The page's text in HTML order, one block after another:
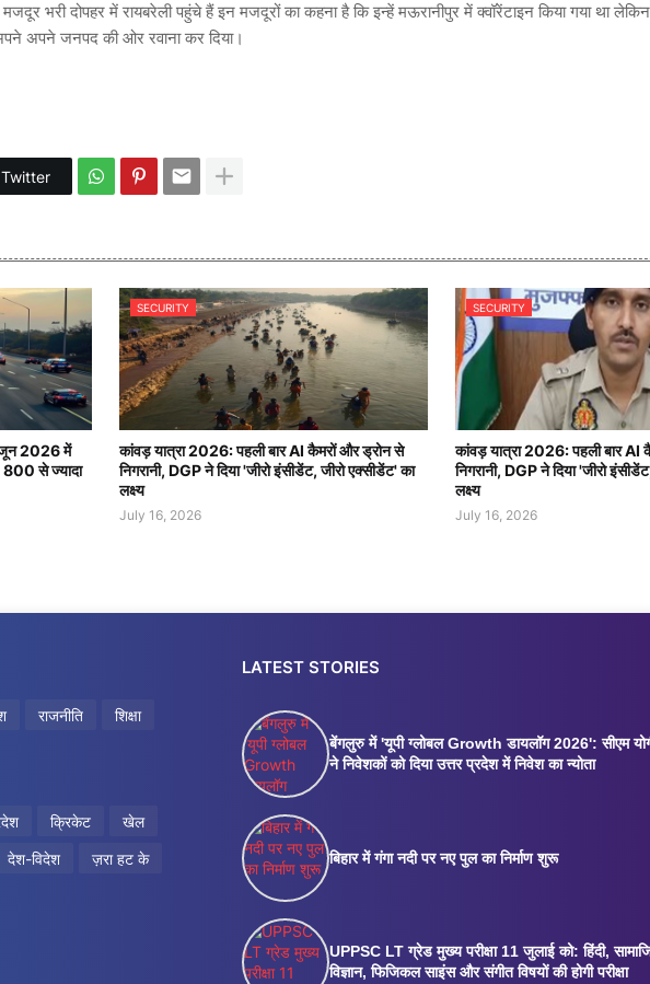
भरी दोपहर में रायबरेली पहुंचे हैं इन मजदूरों का कहना है कि इन्हें मऊरानीपुर में क्वॉरेंटाइन किया गया था
अपने जनपद की ओर रवाना कर दिया।
Twitter
जून 2026 में
800 से ज्यादा
SECURITY
कांवड़ यात्रा 2026: पहली बार AI कैमरों और ड्रोन से
निगरानी, DGP ने दिया 'जीरो इंसीडेंट, जीरो एक्सीडेंट' का
लक्ष्य
July 16, 2026
SECURITY
कांवड़ यात्रा 2026: पहली बार AI
निगरानी, DGP ने दिया 'जीरो
लक्ष्य
July 16, 2026
राजनीति शिक्षा
क्रिकेट
खेल
देश-विदेश ज़रा हट के
LATEST STORIES
बेंगलुरु में 'यूपी ग्लोबल Growth डायलॉग 2026': सीएम
ने निवेशकों को दिया उत्तर प्रदेश में निवेश का न्योता
बिहार में गंगा नदी पर नए पुल का निर्माण शुरू
UPPSC LT ग्रेड मुख्य परीक्षा 11 जुलाई को: हिंदी,
विज्ञान, फिजिकल साइंस और संगीत विषयों की होगी परीक्षा